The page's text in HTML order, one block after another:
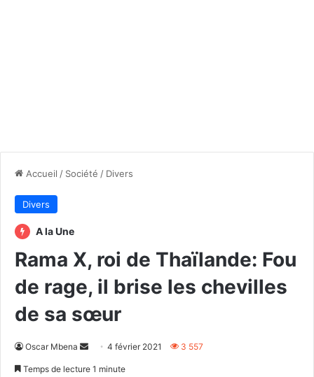
Accueil / Société / Divers
Divers
A la Une
Rama X, roi de Thaïlande: Fou
de rage, il brise les chevilles
de sa sœur
Oscar Mbena
Envoyer4 février 2021 3 557
Temps de lecture 1 minute